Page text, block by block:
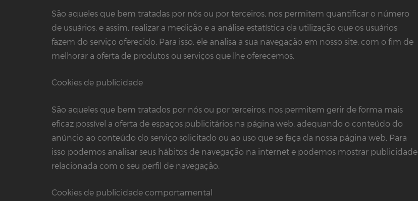
São aqueles que bem tratadas por nós ou por terceiros, nos permitem quantificar o número
de usuários, e assim, realizar a medição e a análise estatística da utilização que os usuários
fazem do serviço oferecido. Para isso, ele analisa a sua navegação em nosso site, com o fim de
melhorar a oferta de produtos ou serviços que lhe oferecemos.
Cookies de publicidade
São aqueles que bem tratados por nós ou por terceiros, nos permitem gerir de forma mais
eficaz possível a oferta de espaços publicitários na página web, adequando o conteúdo do
anúncio ao conteúdo do serviço solicitado ou ao uso que se faça da nossa página web. Para
isso podemos analisar seus hábitos de navegação na internet e podemos mostrar publicidade
relacionada com o seu perfil de navegação.
Cookies de publicidade comportamental